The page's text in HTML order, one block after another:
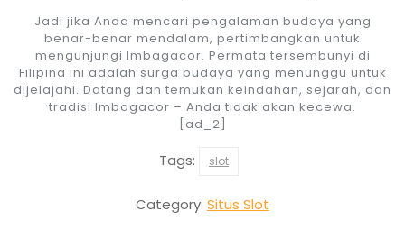
Jadi jika Anda mencari pengalaman budaya yang
benar-benar mendalam, pertimbangkan untuk
mengunjungi Imbagacor. Permata tersembunyi di
Filipina ini adalah surga budaya yang menunggu untuk
dijelajahi. Datang dan temukan keindahan, sejarah, dan
tradisi Imbagacor – Anda tidak akan kecewa.
[ad_2]
Tags: slot
Category: Situs Slot